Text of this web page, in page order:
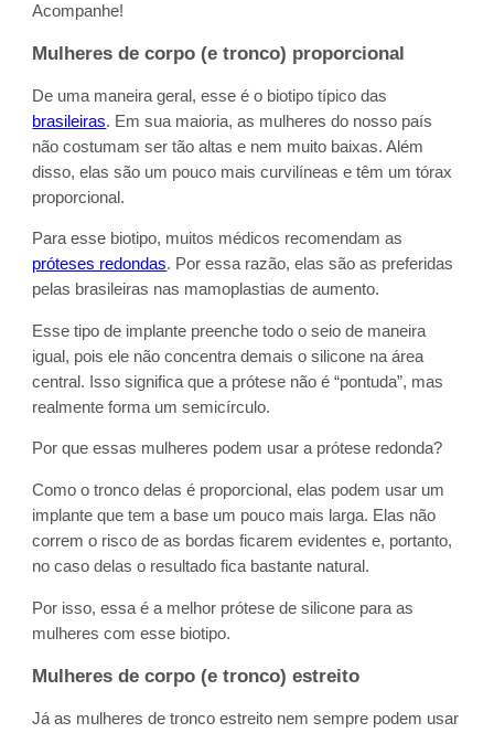
Acompanhe!
Mulheres de corpo (e tronco) proporcional
De uma maneira geral, esse é o biotipo típico das
brasileiras. Em sua maioria, as mulheres do nosso país
não costumam ser tão altas e nem muito baixas. Além
disso, elas são um pouco mais curvilíneas e têm um tórax
proporcional.
Para esse biotipo, muitos médicos recomendam as
próteses redondas. Por essa razão, elas são as preferidas
pelas brasileiras nas mamoplastias de aumento.
Esse tipo de implante preenche todo o seio de maneira
igual, pois ele não concentra demais o silicone na área
central. Isso significa que a prótese não é “pontuda”, mas
realmente forma um semicírculo.
Por que essas mulheres podem usar a prótese redonda?
Como o tronco delas é proporcional, elas podem usar um
implante que tem a base um pouco mais larga. Elas não
correm o risco de as bordas ficarem evidentes e, portanto,
no caso delas o resultado fica bastante natural.
Por isso, essa é a melhor prótese de silicone para as
mulheres com esse biotipo.
Mulheres de corpo (e tronco) estreito
Já as mulheres de tronco estreito nem sempre podem usar